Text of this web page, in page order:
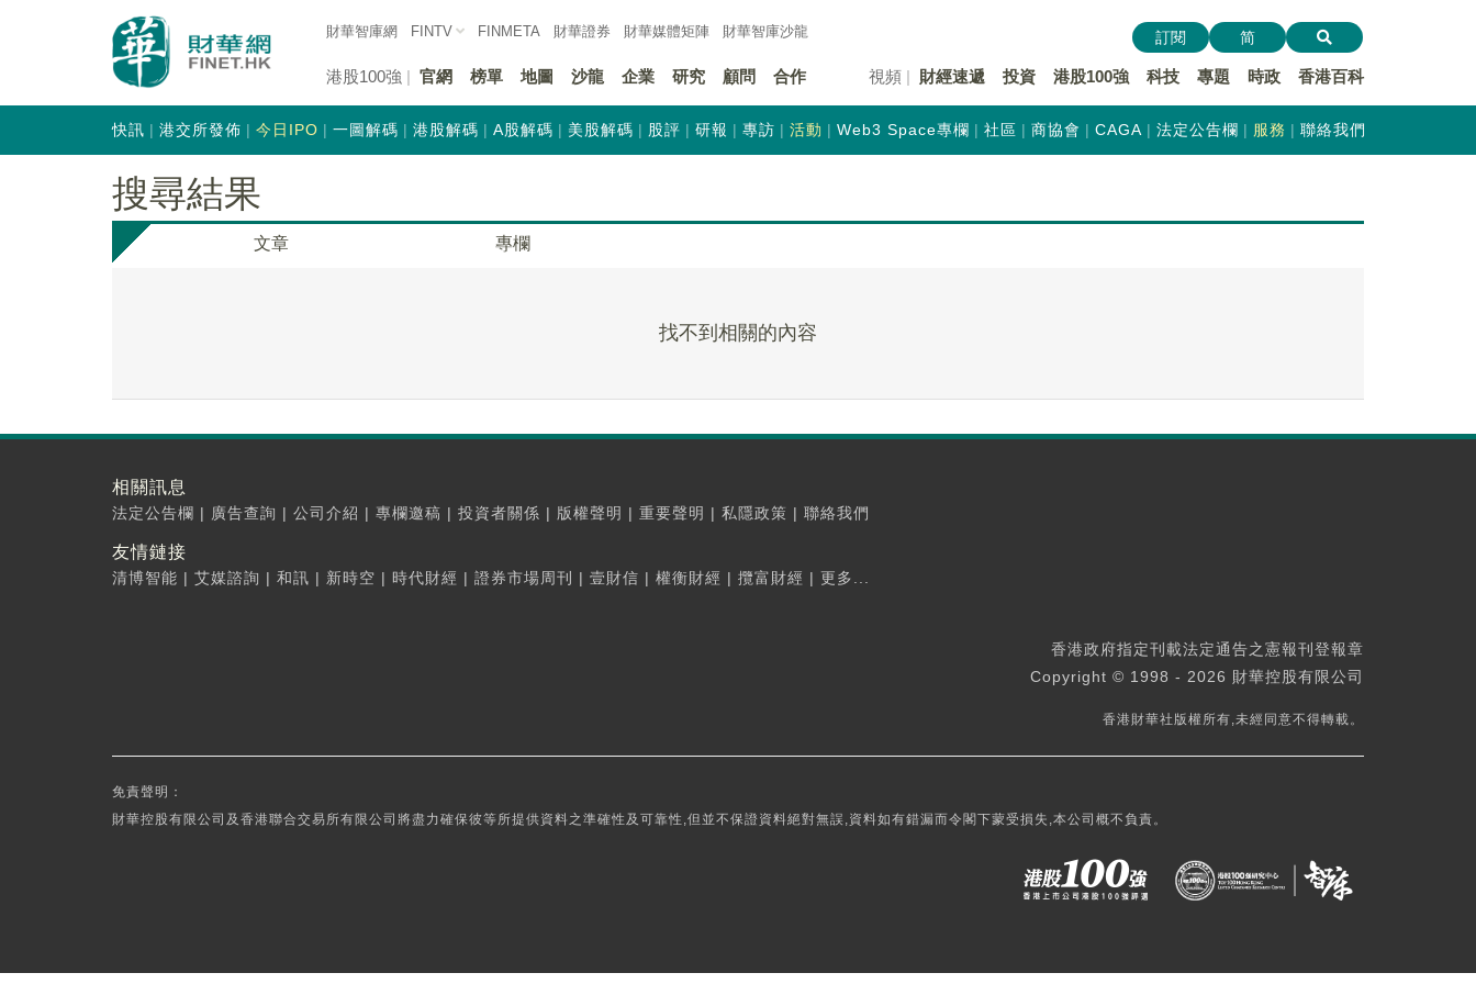
財華智庫網 FINTV FINMETA 財華證券 財華媒體矩陣 財華智庫沙龍
港股100強 官網 榜單 地圖 沙龍 企業 研究 顧問 合作 視頻 財經速遞 投資 港股100強 科技 專題 時政 香港百科
訂閱 简
快訊 港交所發佈 今日IPO 一圖解碼 港股解碼 A股解碼 美股解碼 股評 研報 專訪 活動 Web3 Space專欄 社區 商協會 CAGA 法定公告欄 服務 聯絡我們
搜尋結果
文章 專欄
找不到相關的內容
相關訊息
法定公告欄 | 廣告查詢 | 公司介紹 | 專欄邀稿 | 投資者關係 | 版權聲明 | 重要聲明 | 私隱政策 | 聯絡我們
友情鏈接
清博智能 | 艾媒諮詢 | 和訊 | 新時空 | 時代財經 | 證券市場周刊 | 壹財信 | 權衡財經 | 攬富財經 | 更多...
香港政府指定刊載法定通告之憲報刊登報章
Copyright © 1998 - 2026 財華控股有限公司
香港財華社版權所有,未經同意不得轉載。
免責聲明：
財華控股有限公司及香港聯合交易所有限公司將盡力確保彼等所提供資料之準確性及可靠性,但並不保證資料絕對無誤,資料如有錯漏而令閣下蒙受損失,本公司概不負責。